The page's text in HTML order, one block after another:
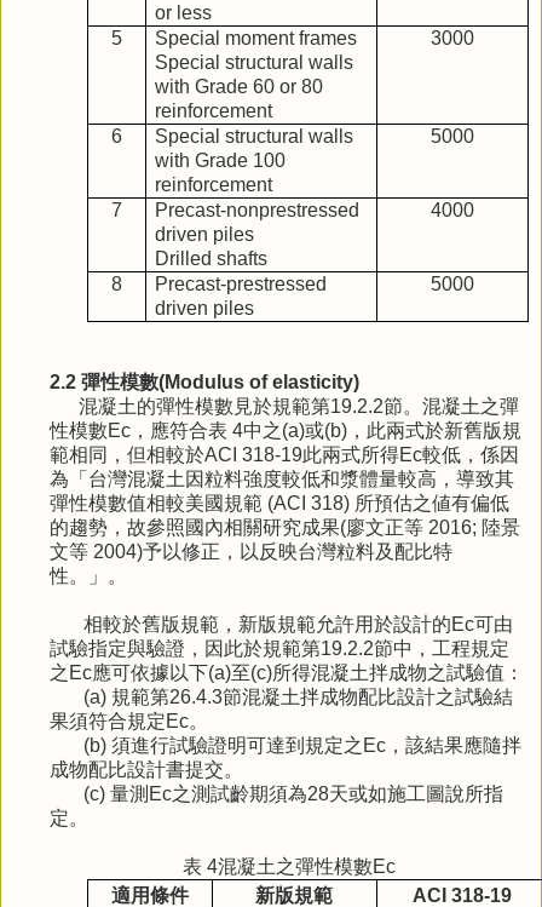
or less
5
Special moment frames
Special structural walls
with Grade 60 or 80
reinforcement
3000
6
Special structural walls
with Grade 100
reinforcement
5000
7
Precast-nonprestressed
driven piles
Drilled shafts
4000
8
Precast-prestressed
driven piles
5000
2.2 彈性模數(Modulus of elasticity)
混凝土的彈性模數見於規範第19.2.2節。混凝土之彈
性模數Ec，應符合表 4中之(a)或(b)，此兩式於新舊版規
範相同，但相較於ACI 318-19此兩式所得Ec較低，係因
為「台灣混凝土因粒料強度較低和漿體量較高，導致其
彈性模數值相較美國規範 (ACI 318) 所預估之値有偏低
的趨勢，故參照國內相關研究成果(廖文正等 2016; 陸景
文等 2004)予以修正，以反映台灣粒料及配比特
性。」。
相較於舊版規範，新版規範允許用於設計的Ec可由
試驗指定與驗證，因此於規範第19.2.2節中，工程規定
之Ec應可依據以下(a)至(c)所得混凝土拌成物之試驗值：
(a) 規範第26.4.3節混凝土拌成物配比設計之試驗結
果須符合規定Ec。
(b) 須進行試驗證明可達到規定之Ec，該結果應隨拌
成物配比設計書提交。
(c) 量測Ec之測試齡期須為28天或如施工圖說所指
定。
表 4混凝土之彈性模數Ec
適用條件
新版規範 ACI 318-19